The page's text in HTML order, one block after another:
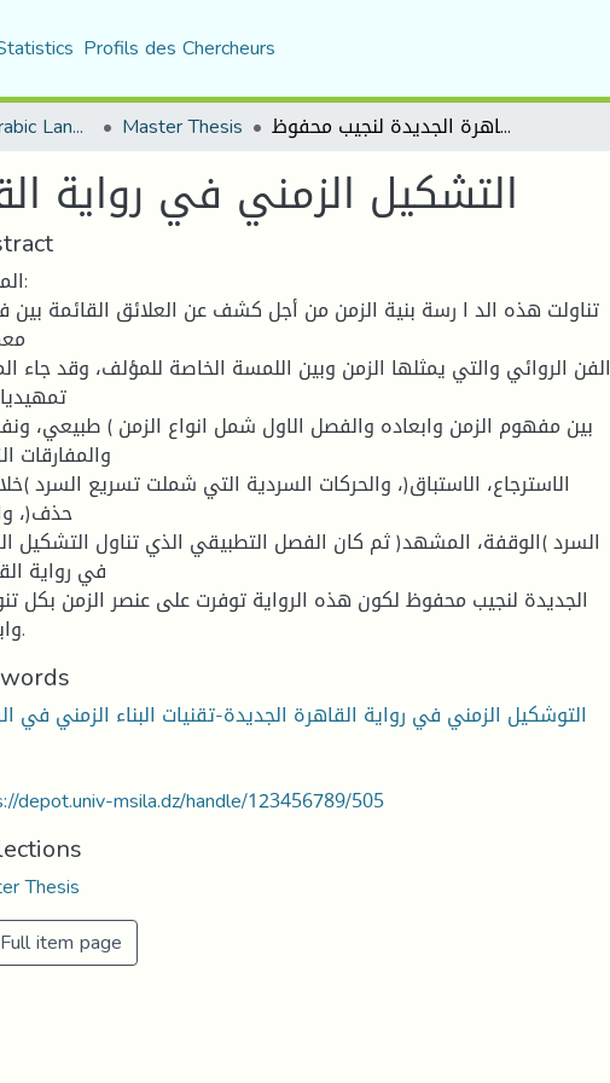
Profils des Chercheurs
Department of Arabic Language and Literature Master Thesis التشكيل الزمني في رواية القاهرة الجديدة لنجيب محفوظ
التشكيل الزمني في رواية
تناولت هذه الد ا رسة بنية الزمن من أجل كشف عن العلائق القائمة
الفن الروائي والتي يمثلها الزمن وبين اللمسة الخاصة للمؤلف، وقد جاء
بين مفهوم الزمن وابعاده والفصل الاول شمل انواع الزمن ) طبيعي،
والمفارقات
حذف(،
السرد )الوقفة، المشهد( ثم كان الفصل التطبيقي الذي تناول التشكيل
في رواية
الجديدة لنجيب محفوظ لكون هذه الرواية توفرت على عنصر الزمن بكل
وابعاده.
التوشكيل الزمني في رواية القاهرة الجديدة-تقنيات البناء الزمني في
depot.univ-msila.dz/handle/123456789/505
Thesis
Full item page